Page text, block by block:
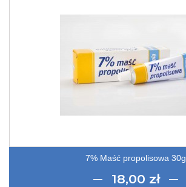
7% Maść propolisowa 30g
18,00 zł